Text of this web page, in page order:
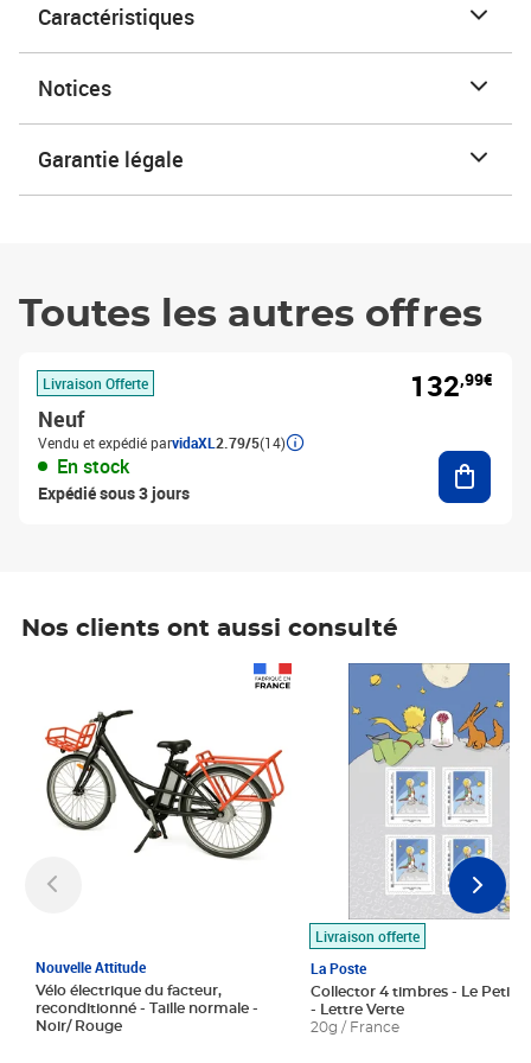
Caractéristiques
Notices
Garantie légale
Toutes les autres offres
Livraison Offerte
Neuf
Vendu et expédié parvidaXL 2.79/5(14)
En stock
Expédié sous 3 jours
132,99€
Nos clients ont aussi consulté
Nouvelle Attitude
Vélo électrique du facteur,
reconditionné - Taille normale -
Noir/ Rouge
Livraison offerte
La Poste
Collector 4 timbres - Le Petit
- Lettre Verte
20g / France
Prix 7,50€